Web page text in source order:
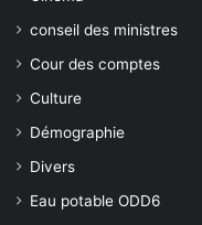
conseil des ministres
Cour des comptes
Culture
Démographie
Divers
Eau potable ODD6